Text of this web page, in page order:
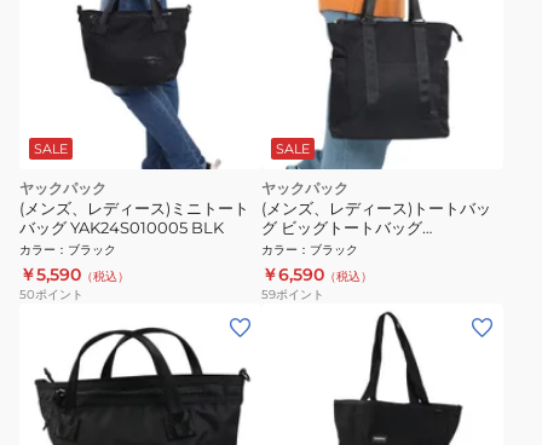
SALE
ヤックパック
(メンズ、レディース)ミニトート
バッグ YAK24S010005 BLK
カラー ： ブラック
￥5,590 （税込）
50ポイント
SALE
ヤックパック
(メンズ、レディース)トートバッ
グ ビッグトートバッグ
YAK24S010004 BLK トート サブ
バッグ 手提げ 手持ち
カラー ： ブラック
￥6,590 （税込）
59ポイント